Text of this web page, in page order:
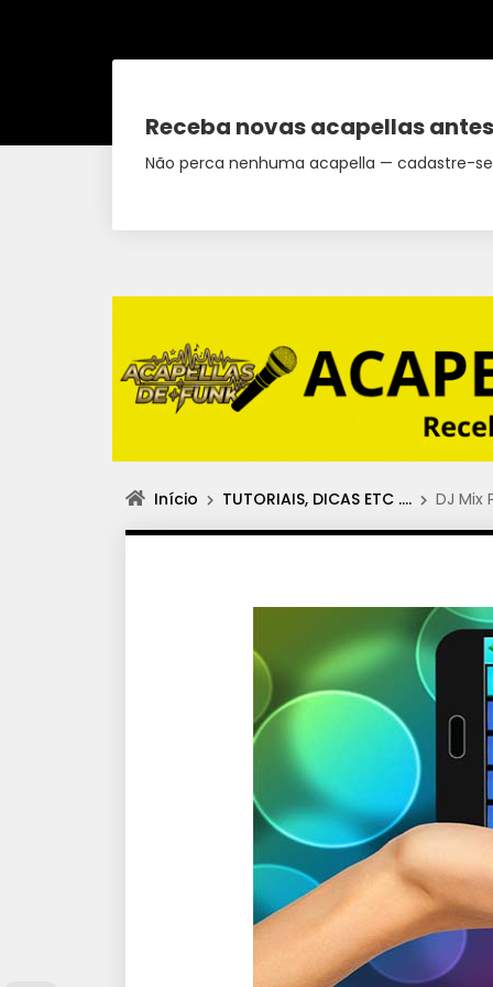
Receba novas acapellas
Não perca nenhuma acapella — cadastre-
Início TUTORIAIS, DICAS ETC …. DJ Mix